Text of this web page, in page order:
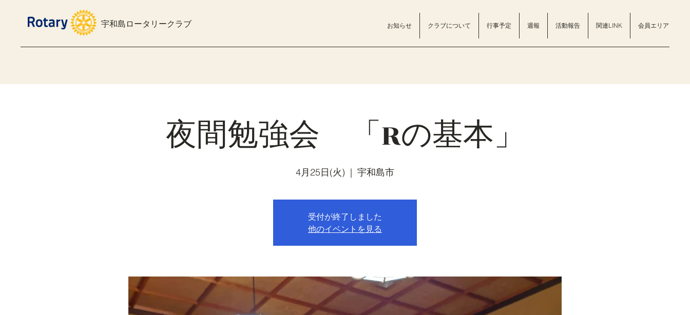
宇和島ロータリークラブ お知らせ クラブについて 行事予定 週報 活動報告 関連LINK 会員エリア
夜間勉強会 「Rの基本」
4月25日(火)
  |
宇和島市
受付が終了しました
他のイベントを見る